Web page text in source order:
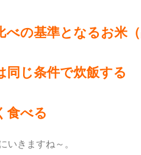
べの基準となるお米
同じ条件で炊飯する
食べる
いきますね～。